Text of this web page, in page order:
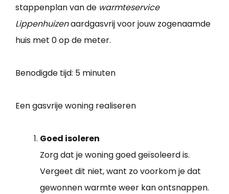
stappenplan van de warmteservice
Lippenhuizenaardgasvrij voor jouw zogenaamde
huis met 0 op de meter.
Benodigde tijd: 5 minuten
Een gasvrije woning realiseren
Goed isoleren
Zorg dat je woning goed geïsoleerd is.
Vergeet dit niet, want zo voorkom je dat
gewonnen warmte weer kan ontsnappen.